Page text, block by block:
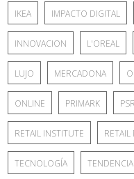
IKEA IMPACTO DIGITAL
INNOVACION L'OREAL
LUJO MERCADONA
ONLINE PRIMARK
RETAIL INSTITUTE RETAIL
TECNOLOGÍA